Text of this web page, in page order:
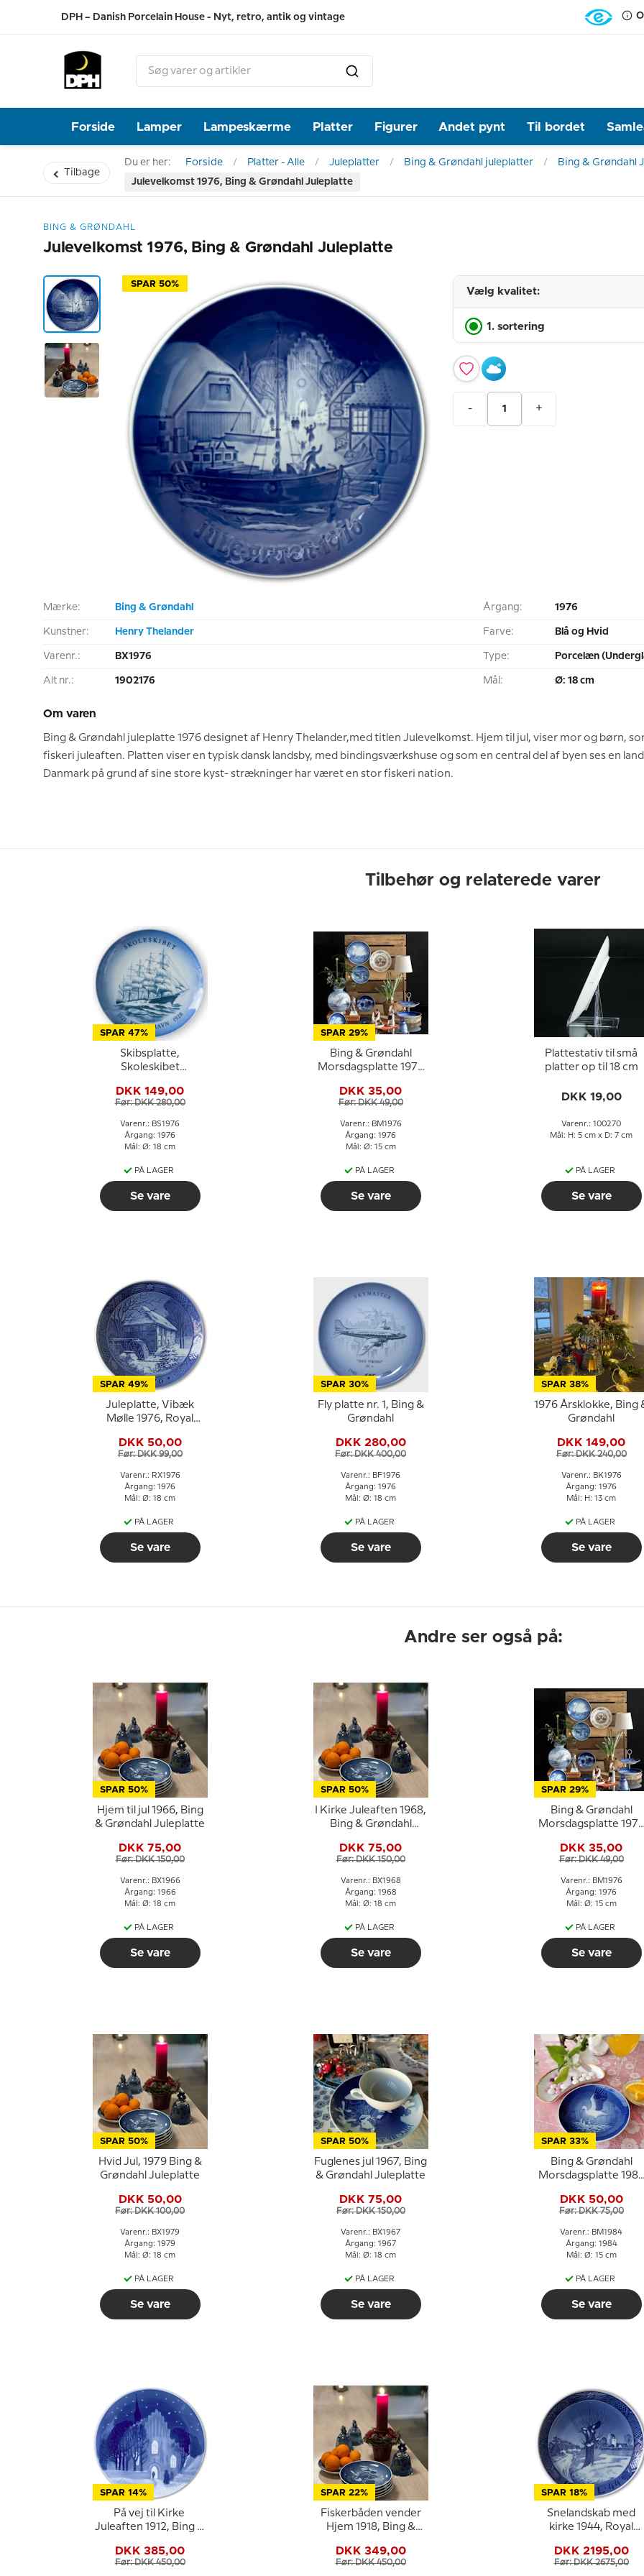
DPH – Danish Porcelain House - Nyt, retro, antik og vintage
Forside Lamper Lampeskærme Platter Figurer Andet pynt Til bordet
Tilbage
Du er her: Forside Platter - Alle Juleplatter Bing & Grøndahl juleplatter
Bing & Grøndahl
Julevelkomst 1976, Bing & Grøndahl Juleplatte
BING & GRØNDAHL
Julevelkomst 1976, Bing & Grøndahl Juleplatte
SPAR 50%
Vælg kvalitet:
1. sortering
- +
Mærke: Bing & Grøndahl
Kunstner: Henry Thelander
Varenr.: BX1976
Alt nr.: 1902176
Årgang: 1976
Farve: Blå og Hvid
Type: Porcelæn
Mål: Ø: 18 cm
Om varen
Bing & Grøndahl juleplatte 1976 designet af Henry Thelander,med titlen Julevelkomst. Hjem til jul, viser mor og børn,
fiskeri juleaften. Platten viser en typisk dansk landsby, med bindingsværkshuse og som en central del af byen ses en
Danmark på grund af sine store kyst- strækninger har været en stor fiskeri nation.
Tilbehør og relaterede varer
SPAR 47%
Skibsplatte,
Skoleskibet
& Grøndahl
DKK 149,00
Før: DKK 280,00
Varenr.: BS1976
Årgang: 1976
Mål: Ø: 18 cm
PÅ LAGER
Se vare
SPAR 29%
Bing & Grøndahl
Morsdagsplatte 1976
DKK 35,00
Før: DKK 49,00
Varenr.: BM1976
Årgang: 1976
Mål: Ø: 15 cm
PÅ LAGER
Se vare
Plattestativ til små
platter op til 18 cm
DKK 19,00
Varenr.: 100270
Mål: H: 5 cm x D: 7 cm
PÅ LAGER
Se vare
SPAR 49%
Juleplatte, Vibæk
Mølle 1976, Royal
Juleplatte
DKK 50,00
Før: DKK 99,00
Varenr.: RX1976
Årgang: 1976
Mål: Ø: 18 cm
PÅ LAGER
Se vare
SPAR 30%
Fly platte nr. 1, Bing &
Grøndahl
DKK 280,00
Før: DKK 400,00
Varenr.: BF1976
Årgang: 1976
Mål: Ø: 18 cm
PÅ LAGER
Se vare
SPAR 38%
1976 Årsklokke, Bing
Grøndahl
DKK 149,00
Før: DKK 240,00
Varenr.: BK1976
Årgang: 1976
Mål: H: 13 cm
PÅ LAGER
Se vare
Andre ser også på:
SPAR 50%
Hjem til jul 1966, Bing
& Grøndahl Juleplatte
DKK 75,00
Før: DKK 150,00
Varenr.: BX1966
Årgang: 1966
Mål: Ø: 18 cm
PÅ LAGER
Se vare
SPAR 50%
I Kirke Juleaften 1968,
Bing & Grøndahl
DKK 75,00
Før: DKK 150,00
Varenr.: BX1968
Årgang: 1968
Mål: Ø: 18 cm
PÅ LAGER
Se vare
SPAR 29%
Bing & Grøndahl
Morsdagsplatte 1976
DKK 35,00
Før: DKK 49,00
Varenr.: BM1976
Årgang: 1976
Mål: Ø: 15 cm
PÅ LAGER
Se vare
SPAR 50%
Hvid Jul, 1979 Bing &
Grøndahl Juleplatte
DKK 50,00
Før: DKK 100,00
Varenr.: BX1979
Årgang: 1979
Mål: Ø: 18 cm
PÅ LAGER
Se vare
SPAR 50%
Fuglenes jul 1967, Bing
& Grøndahl Juleplatte
DKK 75,00
Før: DKK 150,00
Varenr.: BX1967
Årgang: 1967
Mål: Ø: 18 cm
PÅ LAGER
Se vare
SPAR 33%
Bing & Grøndahl
Morsdagsplatte 1984
DKK 50,00
Før: DKK 75,00
Varenr.: BM1984
Årgang: 1984
Mål: Ø: 15 cm
PÅ LAGER
Se vare
SPAR 14%
På vej til Kirke
Juleaften 1912, Bing &
DKK 385,00
Før: DKK 450,00
SPAR 22%
Fiskerbåden vender
Hjem 1918, Bing &
DKK 349,00
Før: DKK 450,00
SPAR 18%
Snelandskab med
kirke 1944, Royal
Juleplatte
DKK 2195,00
Før: DKK 2675,00